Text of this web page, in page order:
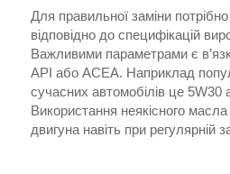
Для правильної заміни
відповідно до специфікацій
Важливими параметрами є
API або ACEA. Наприклад
сучасних автомобілів це 5W30
Використання неякісного
двигуна навіть при регулярній